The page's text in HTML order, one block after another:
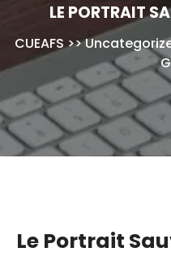
LE PORTRAIT
CUEAFS>>
Le Portrait